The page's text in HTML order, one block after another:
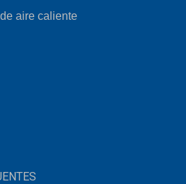
aire caliente